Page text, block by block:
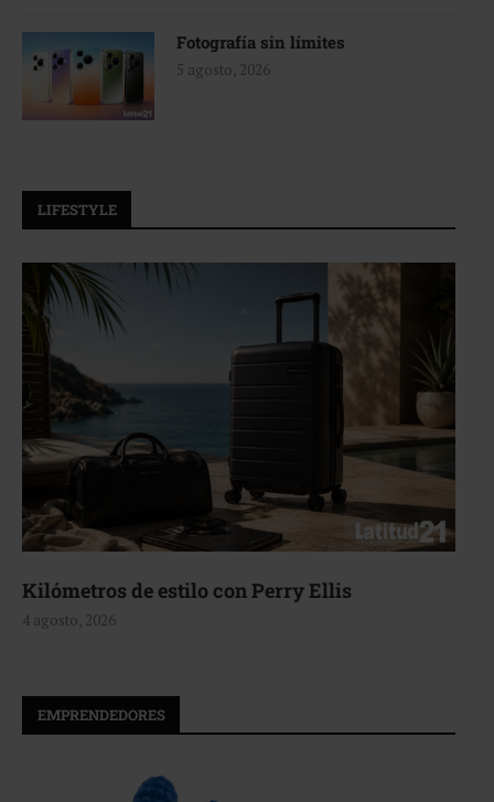
Fotografía sin límites
5 agosto, 2026
LIFESTYLE
Aerie, texturas que fluyen
4 agosto, 2026
EMPRENDEDORES